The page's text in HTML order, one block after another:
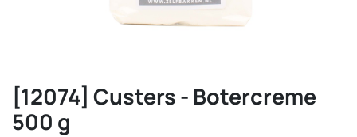
[12074] Custers - Botercreme
500 g